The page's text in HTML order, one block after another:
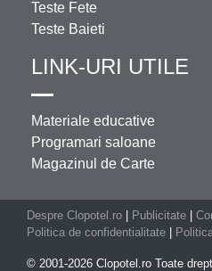
Teste Fete
Teste Baieti
LINK-URI UTILE
Materiale educative
Programari saloane
Magazinul de Carte
Despre Clopotel.ro Publicitate
Politica de confidentialitate
© 2001-2026 Clopotel.ro Toate